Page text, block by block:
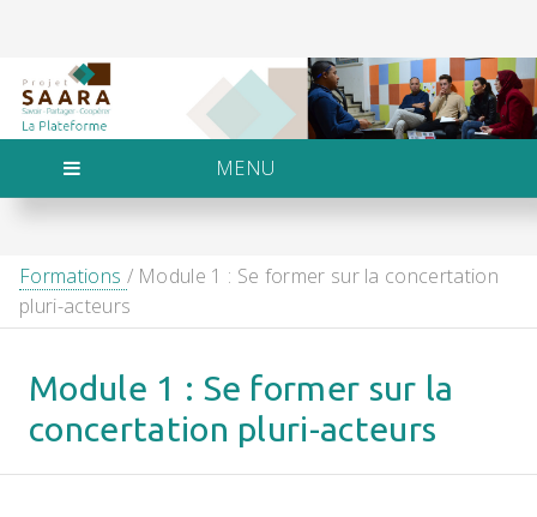
MENU
Formations / Module 1 : Se former sur la concertation
pluri-acteurs
Module 1 : Se former sur la
concertation pluri-acteurs